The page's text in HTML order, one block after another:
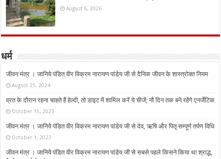
August 6, 2026
धर्म
जीवन मंत्र । जानिये पंडित वीर विक्रम नारायण पांडेय जी से दैनिक जीवन के शास्त्रोक्त नियम
August 25, 2024
व्रत के दौरान रहना चाहते हैं हेल्दी, तो डाइट में शामिल करें ये चीजें; नौ दिन तक बने रहेंगे एनर्जेटिक
October 15, 2023
जीवन मंत्र । जानिये पंडित वीर विक्रम नारायण पांडेय जी से देव, ऋषि और पितृ सम्पूर्ण तर्पण विधि
October 1, 2023
जीवन मंत्र । जानिये पंडित वीर विक्रम नारायण पांडेय जी से सबसे पहले किसने किया था श्राद्ध,